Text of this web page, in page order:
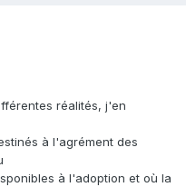
réalités, j'en
à l'agrément des
à l'adoption et où la